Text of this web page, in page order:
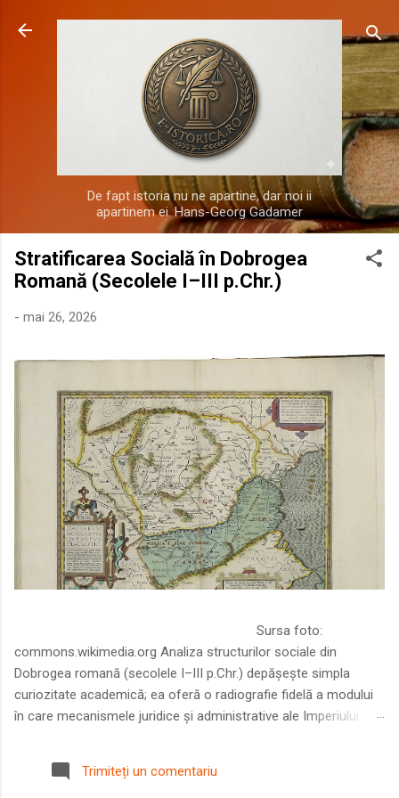
Treceți la conținutul principal
De fapt istoria nu ne apartine, dar noi ii
apartinem ei. Hans-Georg Gadamer
Stratificarea Socială în Dobrogea
Romană (Secolele I–III p.Chr.)
- mai 26, 2026
Sursa foto:
commons.wikimedia.org Analiza structurilor sociale din
Dobrogea romană (secolele I–III p.Chr.) depășește simpla
curiozitate academică; ea oferă o radiografie fidelă a modului
în care mecanismele juridice și administrative ale Imperiului
Într-o epocă în care prosperitatea excepțională a lumii romane
era susținută de o mobilitate socială dinamică și de o libertate
Trimiteți un comentariu